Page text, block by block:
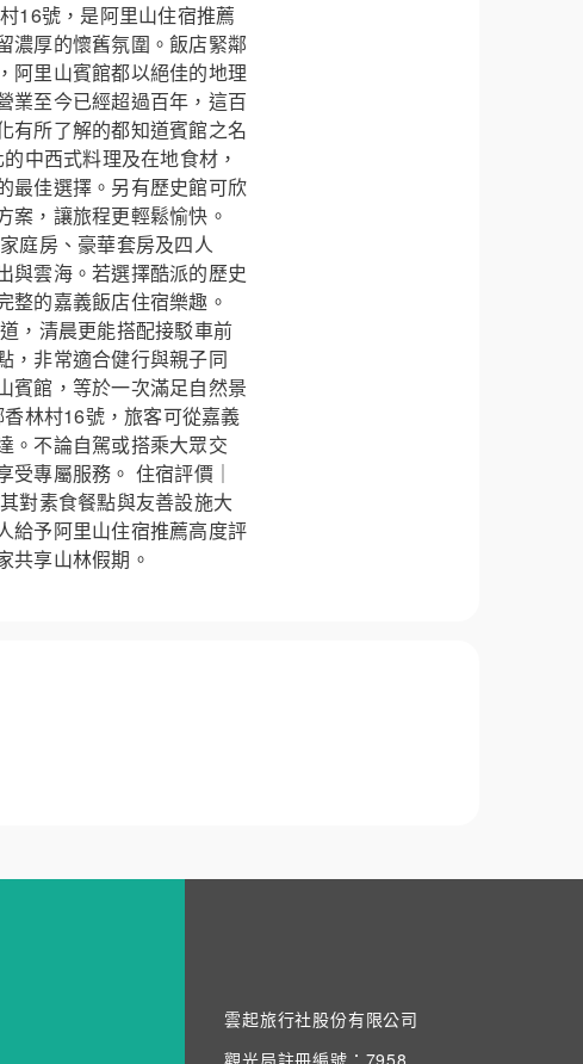
16號，是阿里山住宿推薦
濃厚的懷舊氛圍。飯店緊鄰
阿里山賓館都以絕佳的地理
業至今已經超過百年，這百
有所了解的都知道賓館之名
中西式料理及在地食材，
最佳選擇。另有歷史館可欣
案，讓旅程更輕鬆愉快。
庭房、豪華套房及四人
與雲海。若選擇酷派的歷史
整的嘉義飯店住宿樂趣。
，清晨更能搭配接駁車前
，非常適合健行與親子同
賓館，等於一次滿足自然景
林村16號，旅客可從嘉義
。不論自駕或搭乘大眾交
專屬服務。 住宿評價｜
對素食餐點與友善設施大
給予阿里山住宿推薦高度評
共享山林假期。
雲起旅行社股份有限公司
觀光局註冊編號：7958